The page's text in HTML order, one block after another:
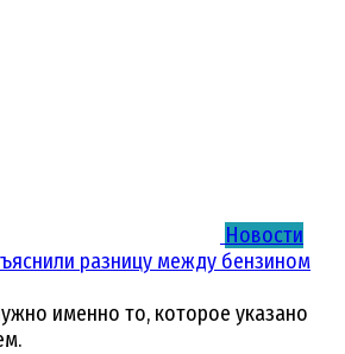
Новости
разницу между бензином
именно то, которое указано